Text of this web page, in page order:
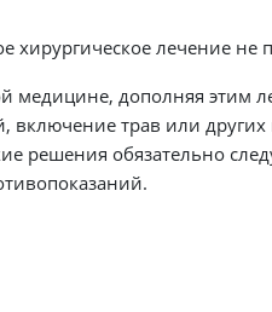
лечение не
медицине, дополняя этим
трав или
решения обязательно